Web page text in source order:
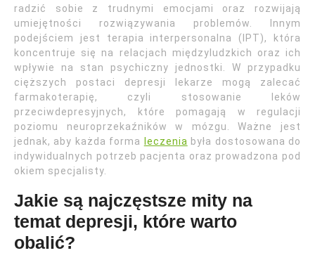
radzić sobie z trudnymi emocjami oraz rozwijają
umiejętności rozwiązywania problemów. Innym
podejściem jest terapia interpersonalna (IPT), która
koncentruje się na relacjach międzyludzkich oraz ich
wpływie na stan psychiczny jednostki. W przypadku
cięższych postaci depresji lekarze mogą zalecać
farmakoterapię, czyli stosowanie leków
przeciwdepresyjnych, które pomagają w regulacji
poziomu neuroprzekaźników w mózgu. Ważne jest
jednak, aby każda forma
leczenia była dostosowana do
indywidualnych potrzeb pacjenta oraz prowadzona pod
okiem specjalisty.
Jakie są najczęstsze mity na
temat depresji, które warto
obalić?